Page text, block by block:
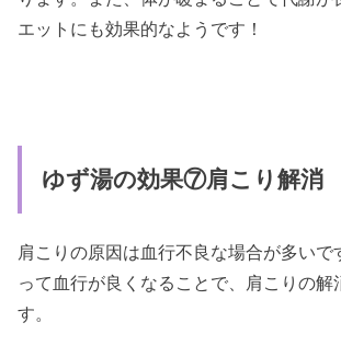
エットにも効果的なようです！
ゆず湯の効果⑦肩こり解消
肩こりの原因は血行不良な場合が多いで
って血行が良くなることで、肩こりの解
す。